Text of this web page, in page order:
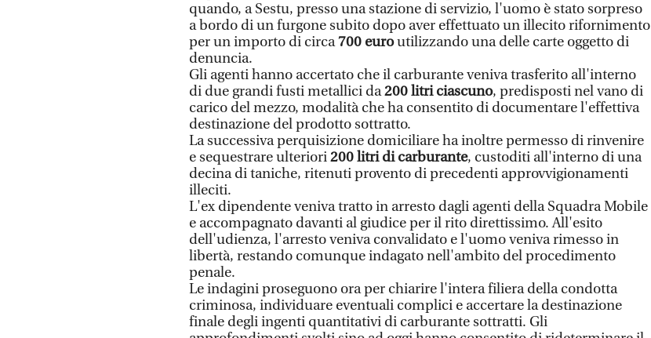
quando, a Sestu, presso una stazione di servizio, l'uomo è stato sorpreso
a bordo di un furgone subito dopo aver effettuato un illecito rifornimento
per un importo di circa700 euroutilizzando una delle carte oggetto di
denuncia.
Gli agenti hanno accertato che il carburante veniva trasferito all'interno
di due grandi fusti metallici da200 litri ciascuno, predisposti nel vano di
carico del mezzo, modalità che ha consentito di documentare l'effettiva
destinazione del prodotto sottratto.
La successiva perquisizione domiciliare ha inoltre permesso di rinvenire
e sequestrare ulteriori200 litri di carburante, custoditi all'interno di una
decina di taniche, ritenuti provento di precedenti approvvigionamenti
illeciti.
L'ex dipendente veniva tratto in arresto dagli agenti della Squadra Mobile
e accompagnato davanti al giudice per il rito direttissimo. All'esito
dell'udienza, l'arresto veniva convalidato e l'uomo veniva rimesso in
libertà, restando comunque indagato nell'ambito del procedimento
penale.
Le indagini proseguono ora per chiarire l'intera filiera della condotta
criminosa, individuare eventuali complici e accertare la destinazione
finale degli ingenti quantitativi di carburante sottratti. Gli